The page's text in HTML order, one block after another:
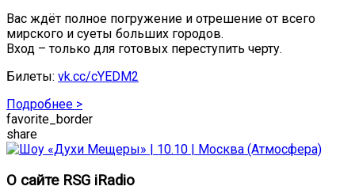
Вас ждёт полное погружение и отрешение от всего
мирского и суеты больших городов.
Вход – только для готовых переступить черту.
Билеты: vk.cc/cYEDM2
Подробнее >
favorite_border
share
О сайте RSG iRadio